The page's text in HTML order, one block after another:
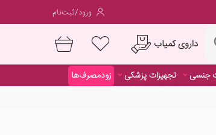
کمیاب
ورود/ثبت‌نام
داروی کمیاب
جنسی تجهیزات پزشکی
زودمصرف‌ها